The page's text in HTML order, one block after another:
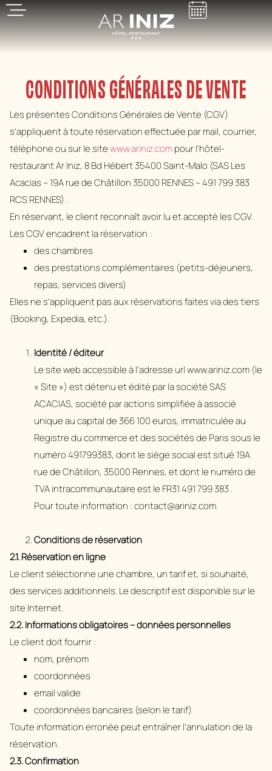
CONDITIONS GÉNÉRALES DE VENTE
Les présentes Conditions Générales de Vente (CGV)
s’appliquent à toute réservation effectuée par mail, courrier,
téléphone ou sur le sitewww.ariniz.compour l’hôtel-
restaurant Ar Iniz, 8 Bd Hébert 35400 Saint-Malo (SAS Les
Acacias – 19A rue de Châtillon 35000 RENNES – 491 799 383
RCS RENNES) .
En réservant, le client reconnaît avoir lu et accepté les CGV.
Les CGV encadrent la réservation :
des chambres
des prestations complémentaires (petits-déjeuners,
repas, services divers)
Elles ne s’appliquent pas aux réservations faites via des tiers
(Booking, Expedia, etc.).
Identité / éditeur
Le site web accessible à l’adresse url www.ariniz.com (le
« Site ») est détenu et édité par la société SAS
ACACIAS, société par actions simplifiée à associé
unique au capital de 366 100 euros, immatriculée au
Registre du commerce et des sociétés de Paris sous le
numéro 491799383, dont le siège social est situé 19A
rue de Châtillon, 35000 Rennes, et dont le numéro de
TVA intracommunautaire est le FR31 491 799 383 .
Pour toute information : contact@ariniz.com.
Conditions de réservation
2.1. Réservation en ligne
Le client sélectionne une chambre, un tarif et, si souhaité,
des services additionnels. Le descriptif est disponible sur le
site Internet.
2.2. Informations obligatoires – données personnelles
Le client doit fournir :
nom, prénom
coordonnées
email valide
coordonnées bancaires (selon le tarif)
Toute information erronée peut entraîner l’annulation de la
réservation.
2.3. Confirmation